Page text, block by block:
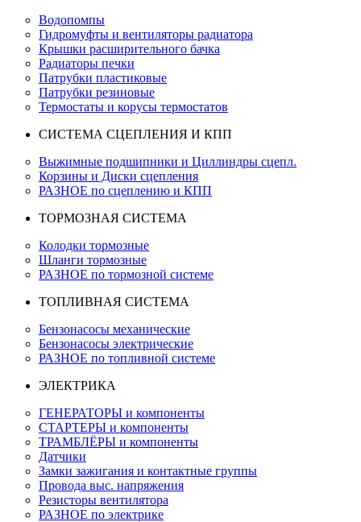
Водопомпы
Гидромуфты и вентиляторы радиатора
Крышки расширительного бачка
Радиаторы печки
Патрубки пластиковые
Патрубки резиновые
Термостаты и корусы термостатов
СИСТЕМА СЦЕПЛЕНИЯ И КПП
Выжимные подшипники и Циллиндры сцепл.
Корзины и Диски сцепления
РАЗНОЕ по сцеплению и КПП
ТОРМОЗНАЯ СИСТЕМА
Колодки тормозные
Шланги тормозные
РАЗНОЕ по тормозной системе
ТОПЛИВНАЯ СИСТЕМА
Бензонасосы механические
Бензонасосы электрические
РАЗНОЕ по топливной системе
ЭЛЕКТРИКА
ГЕНЕРАТОРЫ и компоненты
СТАРТЕРЫ и компоненты
ТРАМБЛЁРЫ и компоненты
Датчики
Замки зажигания и контактные группы
Провода выс. напряжения
Резисторы вентилятора
РАЗНОЕ по электрике